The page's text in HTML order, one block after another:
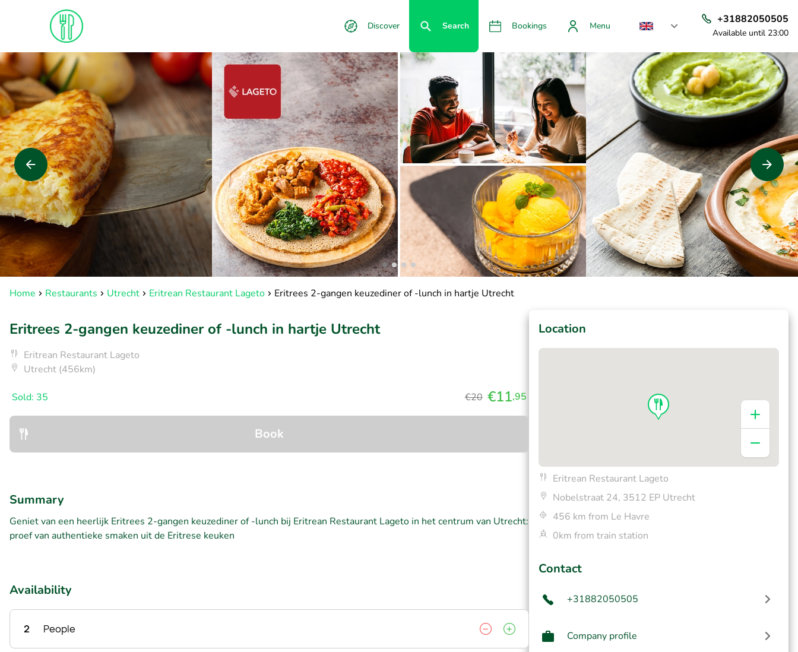
Discover Search Bookings Menu
+31882050505
Available until 23:00
Home Restaurants Utrecht Eritrean Restaurant Lageto Eritrees 2-gangen keuzediner of -lunch in hartje Utrecht
Eritrees 2-gangen keuzediner of -lunch in hartje Utrecht
Eritrean Restaurant Lageto
Utrecht (456km)
Sold: 35 €20 €11,95
Book
Summary
Geniet van een heerlijk Eritrees 2-gangen keuzediner of -lunch bij Eritrean Restaurant Lageto in het centrum van Utrecht:
proef van authentieke smaken uit de Eritrese keuken
Availability
2 People
Location
Eritrean Restaurant Lageto
Nobelstraat 24, 3512 EP Utrecht
456 km from Le Havre
0km from train station
Contact
+31882050505
Company profile